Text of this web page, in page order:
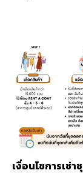
เงื่อนไขการเช่า